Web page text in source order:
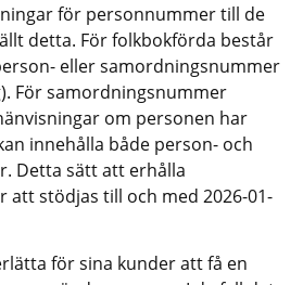
för personnummer till de
detta. För folkbokförda består
eller samordningsnummer
För samordningsnummer
om personen har
innehålla både person- och
Detta sätt att erhålla
att stödjas till och med 2026-01-
för sina kunder att få en